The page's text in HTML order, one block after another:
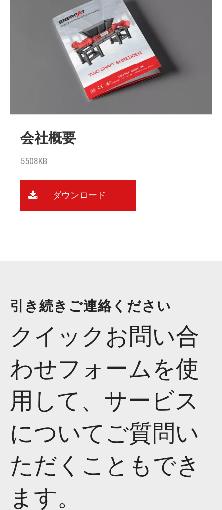
会社概要
5508KB
ダウンロード
引き続きご連絡ください
クイックお問い合
わせフォームを使
用して、サービス
についてご質問い
ただくこともでき
ます。